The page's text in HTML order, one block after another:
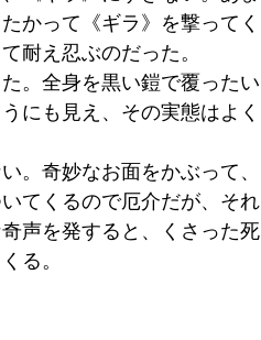
かって《ギラ》を撃ってく
耐え忍ぶのだった。
。全身を黒い鎧で覆ったい
にも見え、その実態はよく
。奇妙なお面をかぶって、
てくるので厄介だが、それ
声を発すると、くさった死
る。